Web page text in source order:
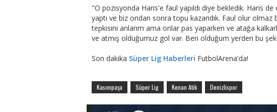
"O pozisyonda Haris'e faul yapıldı diye bekledik. Haris
yaptı ve biz ondan sonra topu kazandık. Faul olur
tepkisini anlarım ama onlar pas yaparken ve atağa
ve atmış olduğumuz gol var. Ben olduğum yerden bu
Son dakika Süper Lig Haberleri FutbolArena'da!
Kasımpaşa Süper Lig Kenan Atik Denizlispor